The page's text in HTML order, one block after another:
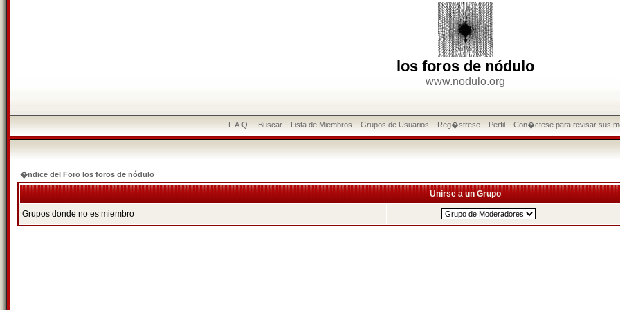
los foros de nódulo
www.nodulo.org
F.A.Q. Buscar Lista de Miembros Grupos de Usuarios Reg�strese Perfil Con�ctese para revisar sus
�ndice del Foro los foros de nódulo
Unirse a un Grupo
Grupos donde no es miembro